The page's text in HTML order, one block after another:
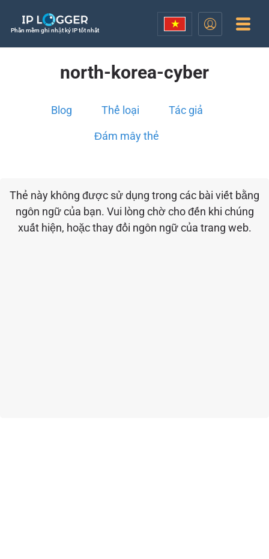
Phần mềm ghi nhật ký IP tốt nhất
north-korea-cyber
Blog Thể loại Tác giả
Đám mây thẻ